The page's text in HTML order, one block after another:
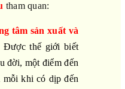
tham quan:
tâm sản xuất và
Được thế giới biết
đời, một điểm đến
mỗi khi có dịp đến